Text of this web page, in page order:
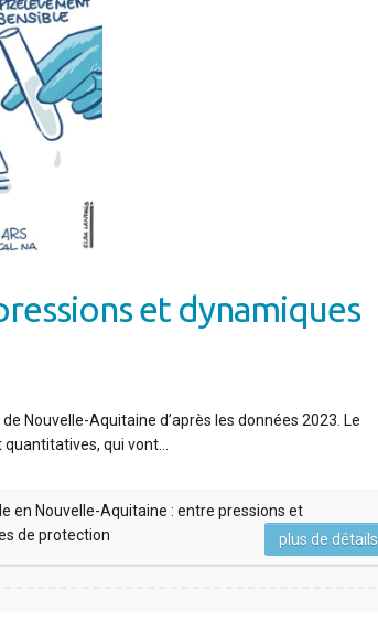
et dynamiques
Nouvelle-Aquitaine d’après les données 2023. Le
quantitatives, qui vont…
en Nouvelle-Aquitaine : entre pressions et
de protection
plus de détails